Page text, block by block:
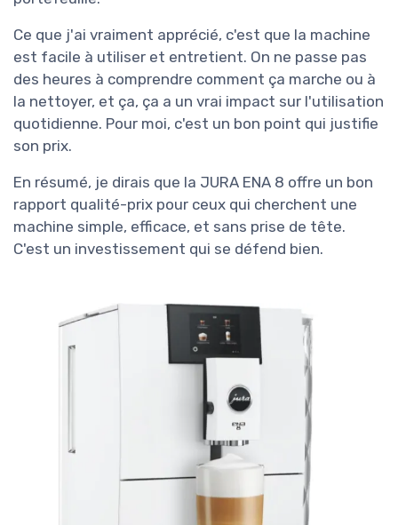
Ce que j'ai vraiment apprécié, c'est que la machine
est facile à utiliser et entretient. On ne passe pas
des heures à comprendre comment ça marche ou à
la nettoyer, et ça, ça a un vrai impact sur l'utilisation
quotidienne. Pour moi, c'est un bon point qui justifie
son prix.
En résumé, je dirais que la JURA ENA 8 offre un bon
rapport qualité-prix pour ceux qui cherchent une
machine simple, efficace, et sans prise de tête.
C'est un investissement qui se défend bien.